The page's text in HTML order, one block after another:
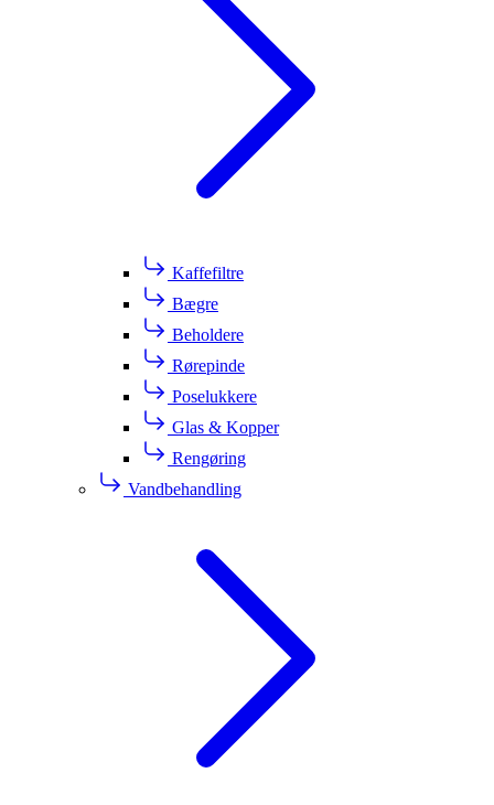
Kaffefiltre
Bægre
Beholdere
Rørepinde
Poselukkere
Glas & Kopper
Rengøring
Vandbehandling